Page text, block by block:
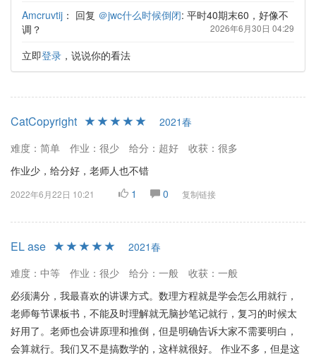
Amcruvtij ： 回复 ＠jwc什么时候倒闭: 平时40期末60，好像不
调？
2026年6月30日 04:29
立即登录 ，说说你的看法
CatCopyright
2021春
难度：简单
作业：很少 给分：超好
收获：很多
作业少，给分好，老师人也不错
2022年6月22日 10:21 1 0 复制链接
EL ase
2021春
难度：中等
作业：很少 给分：一般
收获：一般
必须满分，我最喜欢的讲课方式。数理方程就是学会怎么用就行，
老师每节课板书，不能及时理解就无脑抄笔记就行，复习的时候太
好用了。老师也会讲原理和推倒，但是明确告诉大家不需要明白，
会算就行。我们又不是搞数学的，这样就很好。 作业不多，但是这